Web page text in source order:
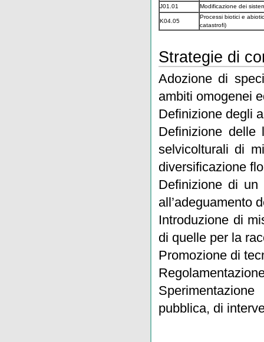
J01.01
Modificazione dei
K04.05
Processi biotici e
catastrofi)
Strategie di
Adozione di
ambiti omogenei
Definizione degli
Definizione
selvicolturali di
diversificazione
Definizione di un
all’adeguamento
Introduzione di
di quelle per la
Promozione di
pubblica, di